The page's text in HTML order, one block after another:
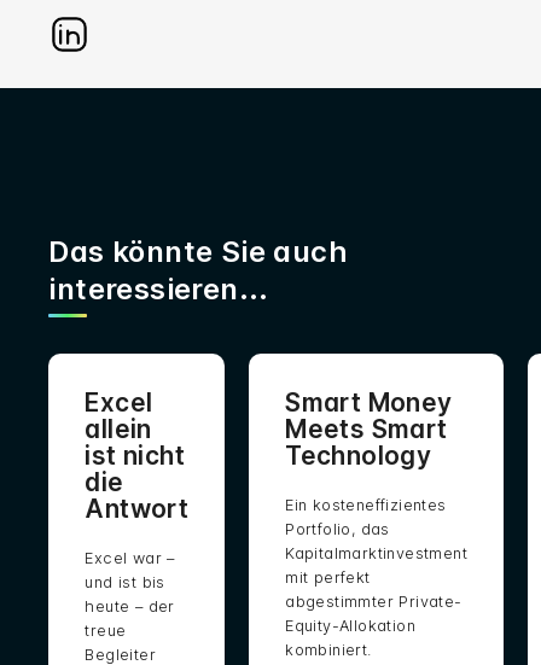
Das könnte Sie auch
interessieren...
Excel
allein
ist nicht
die
Antwort
Excel war –
und ist bis
heute – der
treue
Begleiter
Smart Money
Meets Smart
Technology
Ein kosteneffizientes
Portfolio, das
Kapitalmarktinvestment
mit perfekt
abgestimmter Private-
Equity-Allokation
kombiniert.